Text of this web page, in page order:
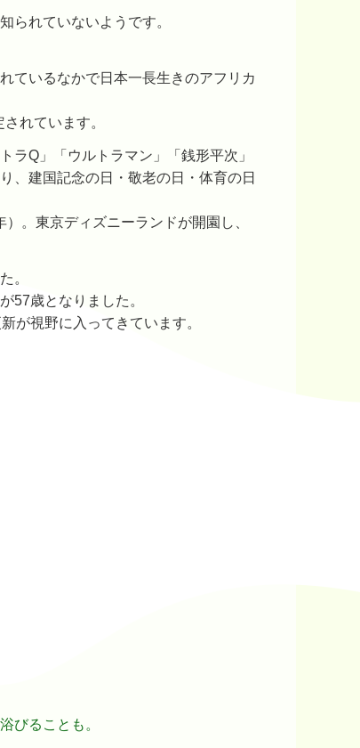
られていないようです。
ているなかで日本一長生きのアフリカ
れています。
ラQ」「ウルトラマン」「銭形平次」
、建国記念の日・敬老の日・体育の日
。東京ディズニーランドが開園し、
。
57歳となりました。
が視野に入ってきています。
びることも。